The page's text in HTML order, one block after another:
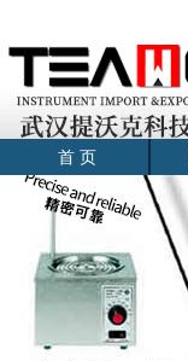
首 页